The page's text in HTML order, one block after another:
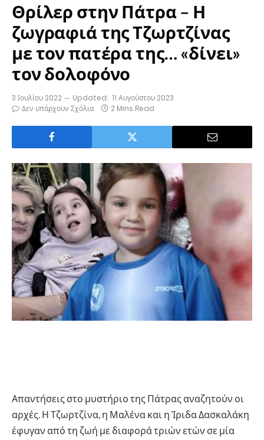
Θρίλερ στην Πάτρα – Η
ζωγραφιά της Τζωρτζίνας
με τον πατέρα της… «δίνει»
τον δολοφόνο
3 Ιουλίου 2022 Updated: 11 Αυγούστου 2023
Δεν υπάρχουν Σχόλια
2 Mins Read
Απαντήσεις στο μυστήριο της Πάτρας αναζητούν οι
αρχές. Η Τζωρτζίνα, η Μαλένα και η Ίριδα Δασκαλάκη
έφυγαν από τη ζωή με διαφορά τριών ετών σε μία